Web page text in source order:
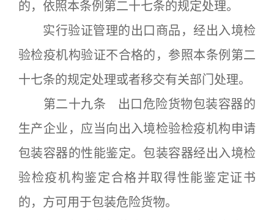
的，依照本条例第二十七条的规定处理。
实行验证管理的出口商品，经出入境检
验检疫机构验证不合格的，参照本条例第二
十七条的规定处理或者移交有关部门处理。
第二十九条 出口危险货物包装容器的
生产企业，应当向出入境检验检疫机构申请
包装容器的性能鉴定。包装容器经出入境检
验检疫机构鉴定合格并取得性能鉴定证书
的，方可用于包装危险货物。